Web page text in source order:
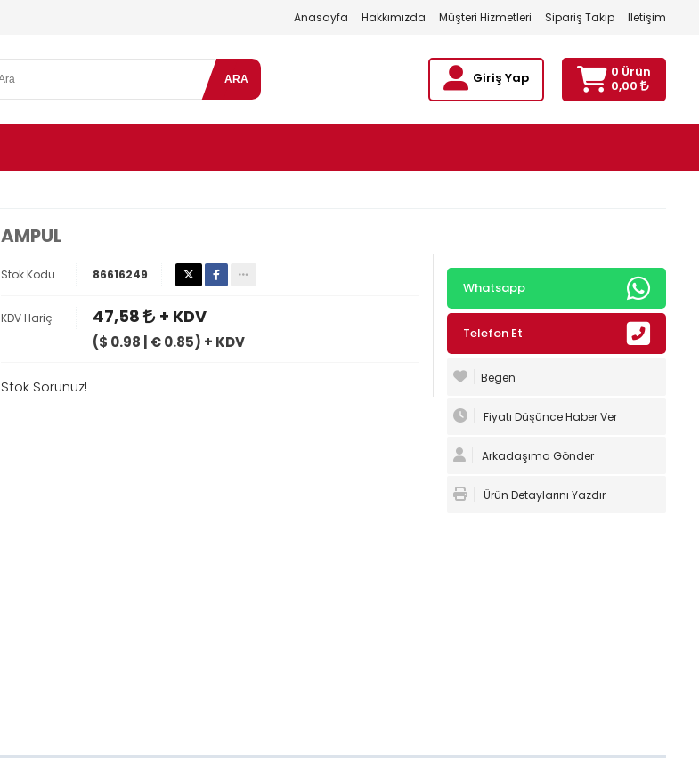
Anasayfa Hakkımızda Müşteri Hizmetleri Sipariş Takip İletişim
ARA Giriş Yap
0 Ürün
0,00
AMPUL
Stok Kodu 86616249
KDV Hariç 47,58 + KDV
($ 0.98 | € 0.85) + KDV
Stok Sorunuz!
Whatsapp
Telefon Et
Beğen
Fiyatı Düşünce Haber Ver
Arkadaşıma Gönder
Ürün Detaylarını Yazdır